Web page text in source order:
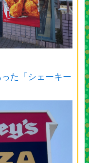
た「シェーキー